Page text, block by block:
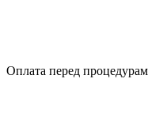
Оплата перед